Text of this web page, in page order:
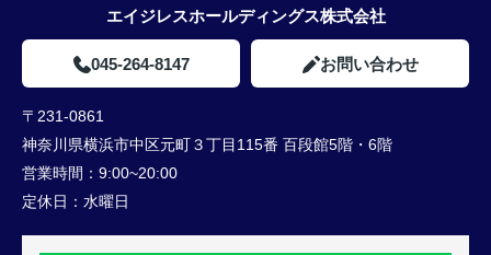
エイジレスホールディングス株式会社
045-264-8147 お問い合わせ
〒231-0861
神奈川県横浜市中区元町３丁目115番 百段館5階・6階
営業時間： 9:00~20:00
定休日： 水曜日